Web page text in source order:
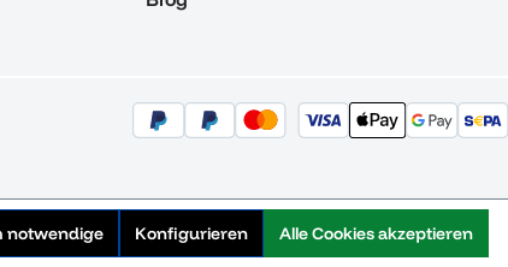
notwendige Konfigurieren Alle Cookies akzeptieren